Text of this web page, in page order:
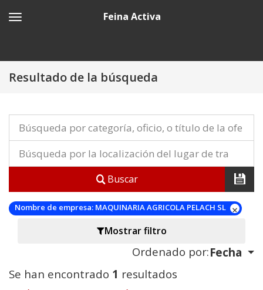
Feina Activa
Resultado de la búsqueda
Buscar
Nombre de empresa: MAQUINARIA AGRICOLA PELACH SL
Mostrar filtro
Ordenado por:Fecha
Se han encontrado 1 resultados